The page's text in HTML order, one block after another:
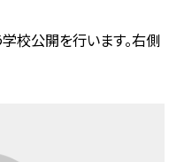
校公開を行います。右側